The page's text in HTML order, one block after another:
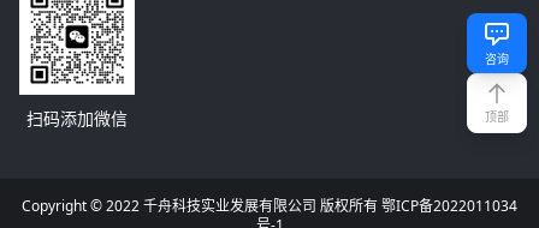
扫码添加微信
Copyright © 2022 千舟科技实业发展有限公司 版权所有 鄂ICP备2022011034
咨询
顶部